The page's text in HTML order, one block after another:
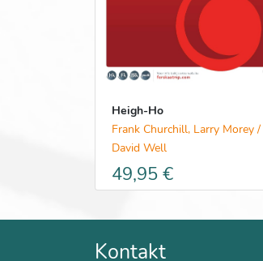
Heigh-Ho
Frank Churchill, Larry Morey /
David Well
49,95 €
Kontakt